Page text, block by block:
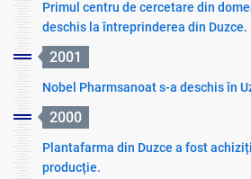
Primul centru de cercetare din
deschis la întreprinderea din Duzce.
2001
Nobel Pharmsanoat s-a deschis în
2000
Plantafarma din Duzce a fost
producție.